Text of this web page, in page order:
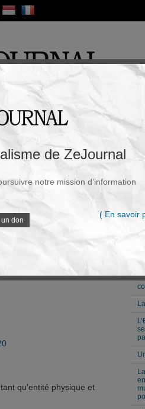
France / Europe
la position 32 sur la
qu’entité physique et
de ZeJournal
notre mission d’information
un don
( En savoir